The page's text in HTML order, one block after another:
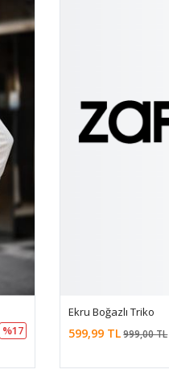
%17
Ekru Boğazlı Triko
599,99 TL999,00 TL